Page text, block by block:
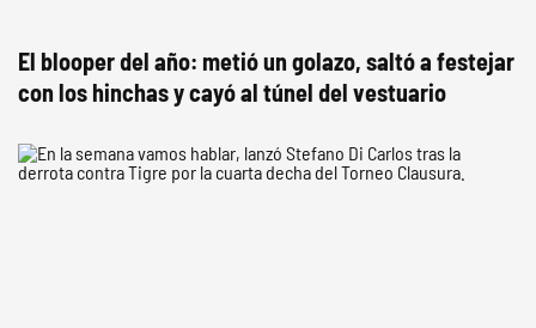
El blooper del año: metió un golazo, saltó a festejar
con los hinchas y cayó al túnel del vestuario